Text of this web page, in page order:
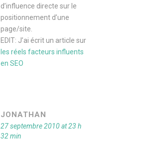
d’influence directe sur le
positionnement d’une
page/site.
EDIT: J’ai écrit un article sur
les réels facteurs influents
en SEO
JONATHAN
27 septembre 2010 at 23 h
32 min